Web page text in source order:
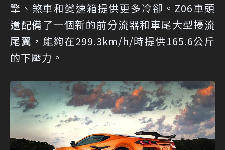
擎、煞車和變速箱提供更多冷卻。Z06車頭
還配備了一個新的前分流器和車尾大型擾流
尾翼，能夠在299.3km/h/時提供165.6公斤
的下壓力。